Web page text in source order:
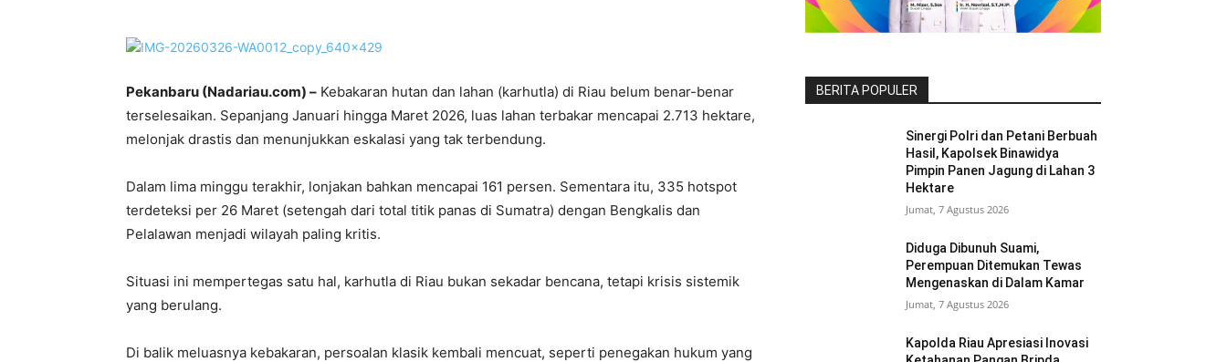
Pekanbaru (Nadariau.com) – Kebakaran hutan dan lahan (karhutla) di Riau belum benar-benar
terselesaikan. Sepanjang Januari hingga Maret 2026, luas lahan terbakar mencapai 2.713 hektare,
melonjak drastis dan menunjukkan eskalasi yang tak terbendung.
Dalam lima minggu terakhir, lonjakan bahkan mencapai 161 persen. Sementara itu, 335 hotspot
terdeteksi per 26 Maret (setengah dari total titik panas di Sumatra) dengan Bengkalis dan
Pelalawan menjadi wilayah paling kritis.
Situasi ini mempertegas satu hal, karhutla di Riau bukan sekadar bencana, tetapi krisis sistemik
yang berulang.
Di balik meluasnya kebakaran, persoalan klasik kembali mencuat, seperti penegakan hukum yang
BERITA POPULER
Sinergi Polri dan Petani Berbuah
Hasil, Kapolsek Binawidya
Pimpin Panen Jagung di Lahan 3
Hektare
Jumat, 7 Agustus 2026
Diduga Dibunuh Suami,
Perempuan Ditemukan Tewas
Mengenaskan di Dalam Kamar
Jumat, 7 Agustus 2026
Kapolda Riau Apresiasi Inovasi